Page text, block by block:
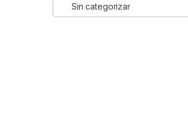
Sin categorizar